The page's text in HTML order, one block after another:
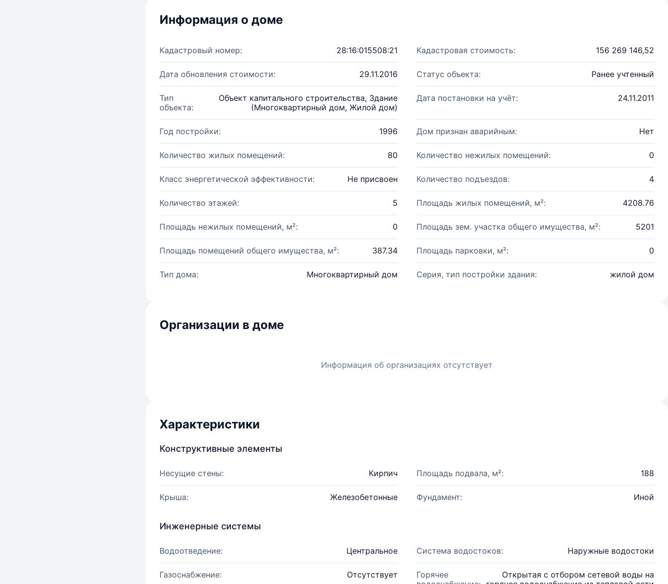
Информация о доме
Кадастровый номер: 28:16:015508:21 Кадастровая стоимость: 156 269 146,52
Дата обновления стоимости: 29.11.2016 Статус объекта: Ранее учтенный
Тип
объекта:
Объект капитального строительства, Здание
(Многоквартирный дом, Жилой дом)
Дата постановки на учёт: 24.11.2011
Год постройки: 1996 Дом признан аварийным: Нет
Количество жилых помещений: 80 Количество нежилых помещений: 0
Класс энергетической эффективности: Не присвоен Количество подъездов: 4
Количество этажей: 5 Площадь жилых помещений, м²: 4208.76
Площадь нежилых помещений, м²: 0 Площадь зем. участка общего имущества, м²: 5201
Площадь помещений общего имущества, м²: 387.34 Площадь парковки, м²: 0
Тип дома: Многоквартирный дом Серия, тип постройки здания: жилой дом
Организации в доме
Информация об организациях отсутствует
Характеристики
Конструктивные элементы
Несущие стены: Кирпич Площадь подвала, м²: 188
Крыша: Железобетонные Фундамент: Иной
Инженерные системы
Водоотведение: Центральное Система водостоков: Наружные водостоки
Газоснабжение: Отсутствует
Горячее
Открытая с отбором сетевой воды на